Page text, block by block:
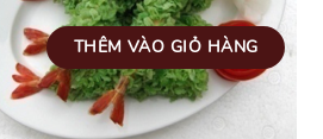
THÊM VÀO GIỎ HÀNG